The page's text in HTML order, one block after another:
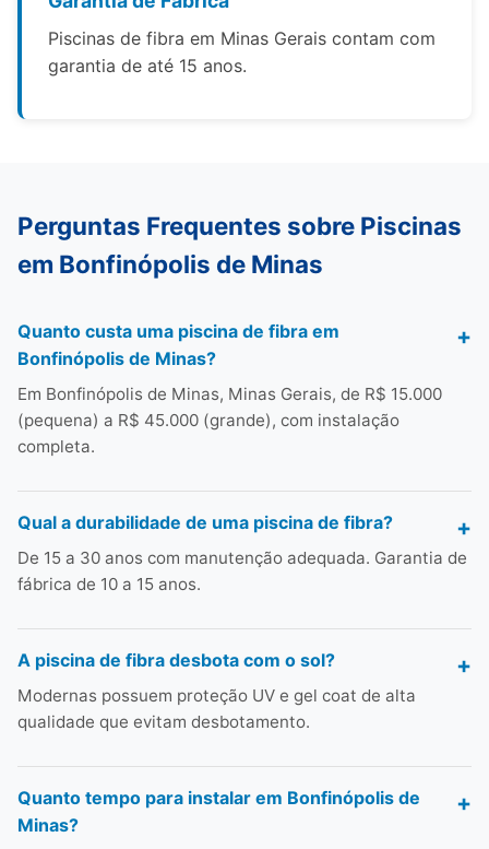
Piscinas de fibra em Minas Gerais contam com
garantia de até 15 anos.
Perguntas Frequentes sobre Piscinas
em Bonfinópolis de Minas
Quanto custa uma piscina de fibra em
Bonfinópolis de Minas?
Em Bonfinópolis de Minas, Minas Gerais, de R$ 15.000
(pequena) a R$ 45.000 (grande), com instalação
completa.
Qual a durabilidade de uma piscina de fibra?
De 15 a 30 anos com manutenção adequada. Garantia de
fábrica de 10 a 15 anos.
A piscina de fibra desbota com o sol?
Modernas possuem proteção UV e gel coat de alta
qualidade que evitam desbotamento.
Quanto tempo para instalar em Bonfinópolis de
Minas?